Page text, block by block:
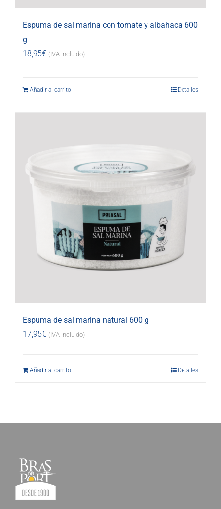
Espuma de sal marina con tomate y albahaca 600
g
18,95€ (IVA incluido)
Añadir al carrito Detalles
Espuma de sal marina natural 600 g
17,95€ (IVA incluido)
Añadir al carrito Detalles